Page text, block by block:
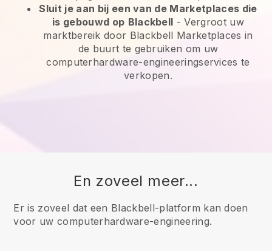
Sluit je aan bij een van de Marketplaces die
is gebouwd op Blackbell -Vergroot uw
marktbereik door Blackbell Marketplaces in
de buurt te gebruiken om uw
computerhardware-engineeringservices te
verkopen.
En zoveel meer...
Er is zoveel dat een Blackbell-platform kan doen
voor uw computerhardware-engineering.